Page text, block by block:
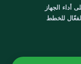
أداء الجهاز
للخطط